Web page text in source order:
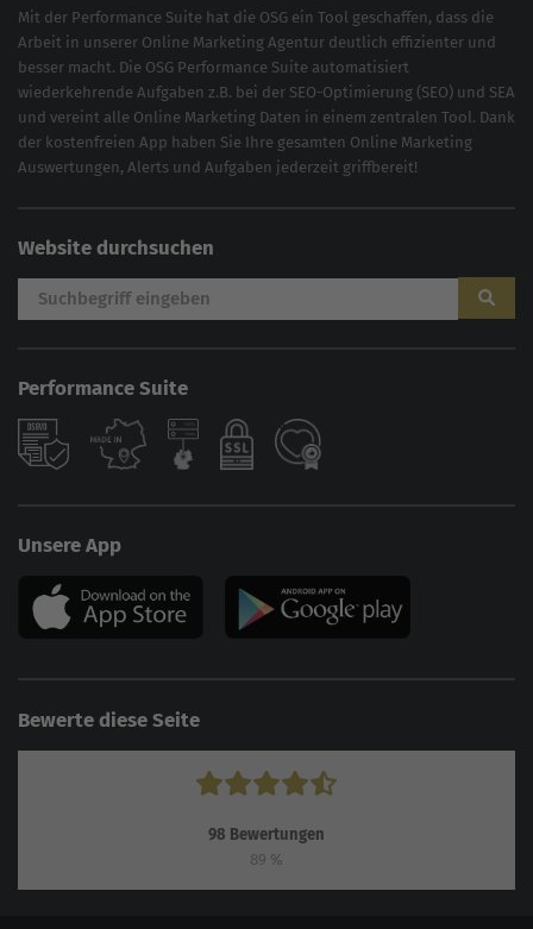
Mit der Performance Suite hat die OSG ein Tool geschaffen, dass die
Arbeit in unserer Online Marketing Agentur deutlich effizienter und
besser macht. Die OSG Performance Suite automatisiert
wiederkehrende Aufgaben z.B. bei der SEO-Optimierung (SEO) und SEA
und vereint alle Online Marketing Daten in einem zentralen Tool. Dank
der kostenfreien App haben Sie Ihre gesamten Online Marketing
Auswertungen, Alerts und Aufgaben jederzeit griffbereit!
Website durchsuchen
Performance Suite
Unsere App
Bewerte diese Seite
98 Bewertungen
89 %